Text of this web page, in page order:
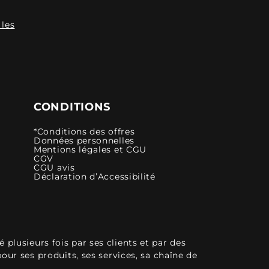
CONDITIONS
*Conditions des offres
Données personnelles
Mentions légales et CGU
CGV
CGU avis
Déclaration d’Accessibilité
plusieurs fois par ses clients et par des
ses produits, ses services, sa chaîne de